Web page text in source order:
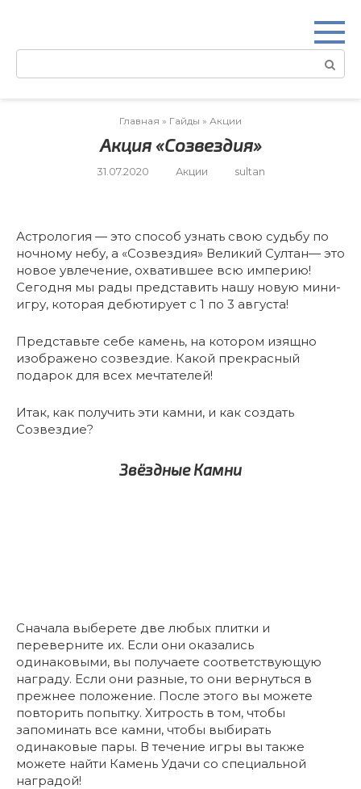
Поиск:
Главная » Гайды » Акции
Акция «Созвездия»
31.07.2020 Акции sultan
Астрология — это способ узнать свою судьбу по
ночному небу, а «Созвездия» Великий Султан— это
новое увлечение, охватившее всю империю!
Сегодня мы рады представить нашу новую мини-
игру, которая дебютирует с 1 по 3 августа!
Представьте себе камень, на котором изящно
изображено созвездие. Какой прекрасный
подарок для всех мечтателей!
Итак, как получить эти камни, и как создать
Созвездие?
Звёздные Камни
Сначала выберете две любых плитки и
переверните их. Если они оказались
одинаковыми, вы получаете соответствующую
награду. Если они разные, то они вернуться в
прежнее положение. После этого вы можете
повторить попытку. Хитрость в том, чтобы
запоминать все камни, чтобы выбирать
одинаковые пары. В течение игры вы также
можете найти Камень Удачи со специальной
наградой!